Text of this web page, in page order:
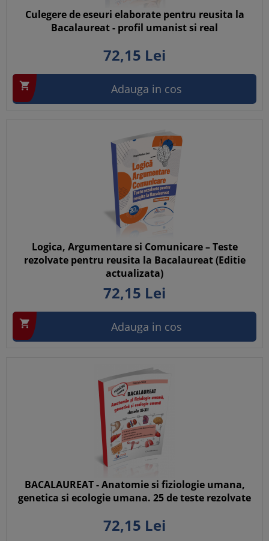
Culegere de eseuri elaborate pentru reusita la
Bacalaureat - profil umanist si real
72,15 Lei
 Adauga in cos
Logica, Argumentare si Comunicare – Teste
rezolvate pentru reusita la Bacalaureat (Editie
actualizata)
72,15 Lei
 Adauga in cos
BACALAUREAT - Anatomie si fiziologie umana,
genetica si ecologie umana. 25 de teste rezolvate
72,15 Lei